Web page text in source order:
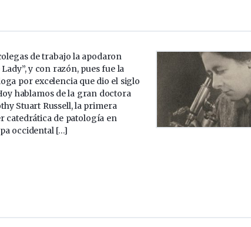
de trabajo la apodaron
Lady”, y con razón, pues fue la
por excelencia que dio el siglo
hablamos de la gran doctora
Stuart Russell, la primera
catedrática de patología en
occidental […]